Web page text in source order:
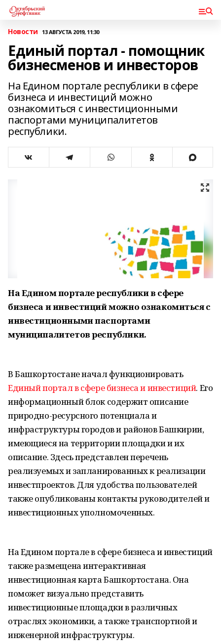
Новости 13 АВГУСТА 2019, 11:30
Единый портал - помощник
бизнесменов и инвесторов
На Едином портале республики в сфере
бизнеса и инвестиций можно
ознакомиться с инвестиционными
паспортами муниципалитетов
республики.
На Едином портале республики в сфере
бизнеса и инвестиций можно ознакомиться с
инвестиционными паспортами
муниципалитетов республики.
В Башкортостане начал функционировать
Единый портал в сфере бизнеса и инвестиций. Его
информационный блок содержит описание
природно-ресурсного потенциала и
инфраструктуры городов и районов Башкирии,
имеющиеся на территории площадки и их
описание. Здесь представлен перечень
реализуемых и запланированных к реализации
инвестпроектов. Для удобства пользователей
также опубликованы контакты руководителей и
инвестиционных уполномоченных.
На Едином портале в сфере бизнеса и инвестиций
также размещена интерактивная
инвестиционная карта Башкортостана. Она
поможет визуально представить
инвестиционные площадки в различных
отраслях экономики, а также транспортной и
инженерной инфраструктуры.